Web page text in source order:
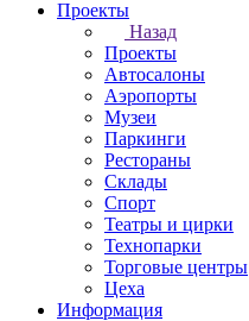
Проекты
Назад
Проекты
Автосалоны
Аэропорты
Музеи
Паркинги
Рестораны
Склады
Спорт
Театры и цирки
Технопарки
Торговые центры
Цеха
Информация